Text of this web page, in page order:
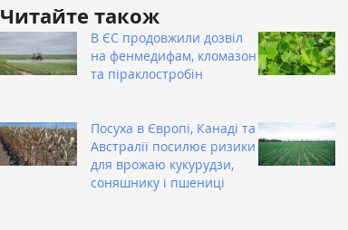
Читайте також
В ЄС продовжили дозвіл
на фенмедифам, кломазон
та піраклостробін
Посуха в Європі, Канаді та
Австралії посилює ризики
для врожаю кукурудзи,
соняшнику і пшениці